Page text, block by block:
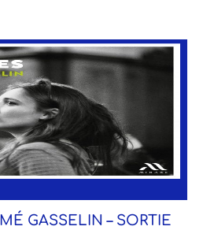
GASSELIN – SORTIE